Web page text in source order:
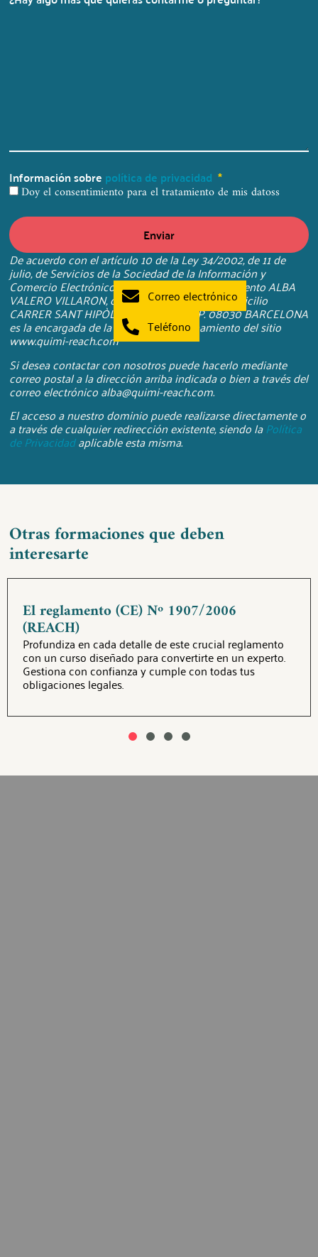
Información sobre política de privacidad
Doy el consentimiento para el tratamiento de mis datoss
Enviar
De acuerdo con el artículo 10 de la Ley 34/2002, de 11 de
julio, de Servicios de la Sociedad de la Información y
Comercio Electrónico, ponemos en su conocimiento ALBA
VALERO VILLARON, con N.I.F. 39943972X y domicilio
CARRER SANT HIPÒLIT, 43, E, PL2 PT2, P. 08030 BARCELONA
es la encargada de la gestión y funcionamiento del sitio
www.quimi-reach.com
Si desea contactar con nosotros puede hacerlo mediante
correo postal a la dirección arriba indicada o bien a través del
correo electrónico alba@quimi-reach.com.
El acceso a nuestro dominio puede realizarse directamente o
a través de cualquier redirección existente, siendo laPolítica
de Privacidadaplicable esta misma.
Otras formaciones que deben
interesarte
El reglamento (CE) Nº 1907/2006
(REACH)
Profundiza en cada detalle de este crucial reglamento
con un curso diseñado para convertirte en un experto.
Gestiona con confianza y cumple con todas tus
obligaciones legales.
Correo electrónico
Teléfono